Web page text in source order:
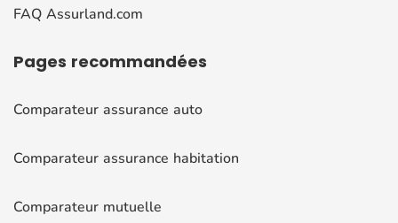
FAQ Assurland.com
Pages recommandées
Comparateur assurance auto
Comparateur assurance habitation
Comparateur mutuelle